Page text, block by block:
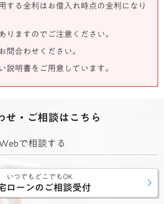
する金利はお借入れ時点の金利になり
りますのでご注意ください。
問合わせください。
説明書をご用意しています。
せ・ご相談はこちら
で相談する
いつでもどこでもOK
ローンのご相談受付